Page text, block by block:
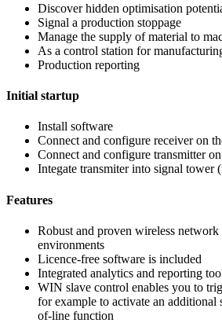
Discover hidden optimisation
Signal a production stoppage
Manage the supply of material to
As a control station for
Production reporting
Initial startup
Install software
Connect and configure receiver on
Connect and configure transmitter
Integate transmiter into signal tower
Features
Robust and proven wireless
environments
Licence-free software is included
Integrated analytics and reporting
WIN slave control enables you to
for example to activate an additional
of-line function